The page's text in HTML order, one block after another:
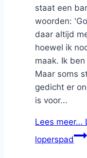
staat een
woorden:
daar altijd
hoewel ik
maak. Ik
Maar soms
gedicht er
is voor...
Lees meer…
loperspad